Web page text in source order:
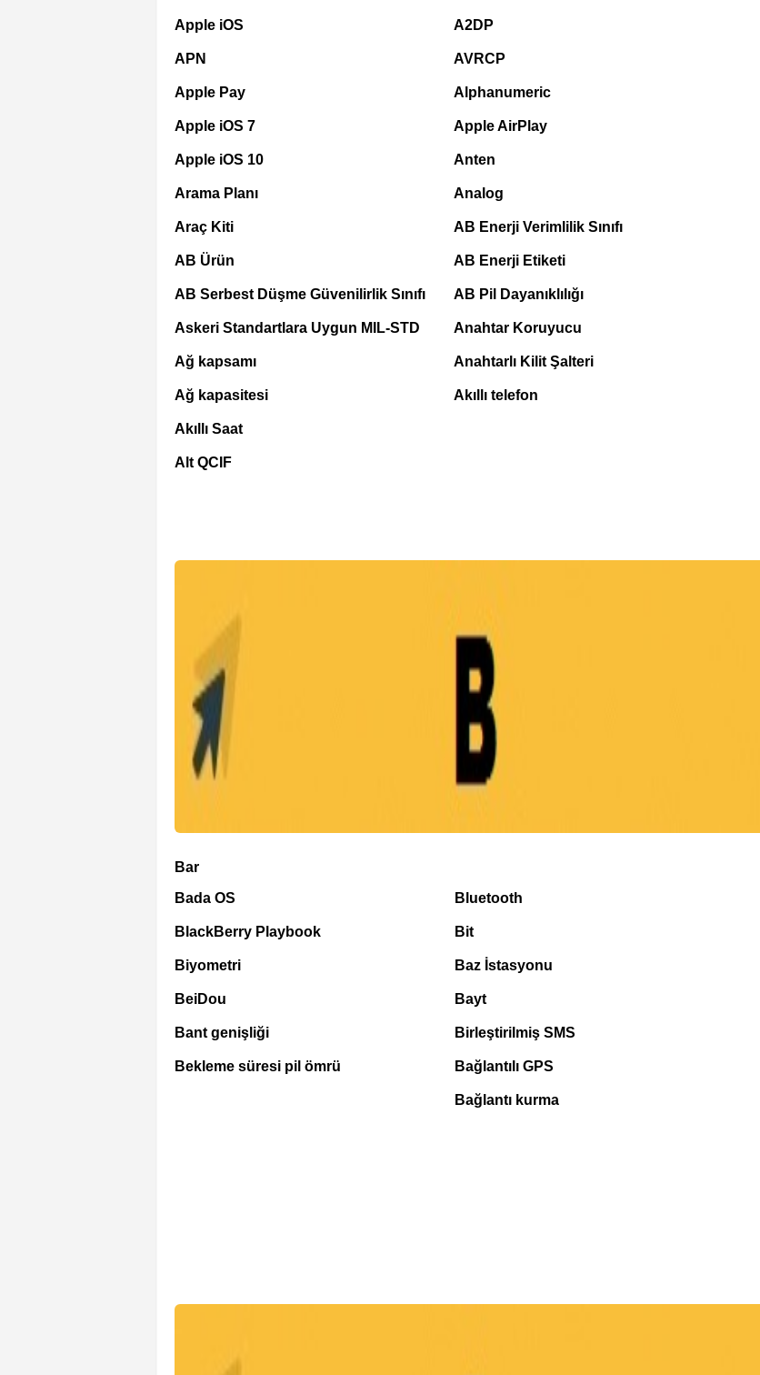
Apple iOS
APN
Apple Pay
Apple iOS 7
Apple iOS 10
Arama Planı
Araç Kiti
AB Ürün
AB Serbest Düşme Güvenilirlik Sınıfı
Askeri Standartlara Uygun MIL-STD
Ağ kapsamı
Ağ kapasitesi
Akıllı Saat
Alt QCIF
A2DP
AVRCP
Alphanumeric
Apple AirPlay
Anten
Analog
AB Enerji Verimlilik Sınıfı
AB Enerji Etiketi
AB Pil Dayanıklılığı
Anahtar Koruyucu
Anahtarlı Kilit Şalteri
Akıllı telefon
Bar
Bada OS
BlackBerry Playbook
Biyometri
BeiDou
Bant genişliği
Bekleme süresi pil ömrü
Bluetooth
Bit
Baz İstasyonu
Bayt
Birleştirilmiş SMS
Bağlantılı GPS
Bağlantı kurma